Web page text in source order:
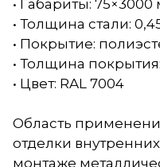
• Габариты: 75×3000
• Толщина стали:
• Покрытие:
• Толщина
• Цвет: RAL 7004
Область
отделки
монтаже